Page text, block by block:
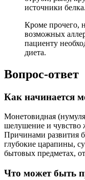
источники белка.
Кроме прочего,
возможных
пациенту
диета.
Вопрос-ответ
Как начинается
Монетовидная
шелушение и чувство
Причинами развития
глубокие царапины,
бытовых предметах,
Что может быть